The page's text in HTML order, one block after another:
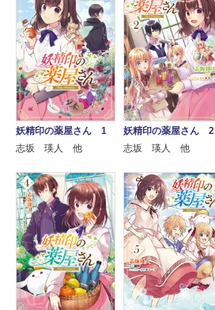
妖精印の薬屋さん 1
志坂 瑛人 他
妖精印の薬屋さん 2
志坂 瑛人 他